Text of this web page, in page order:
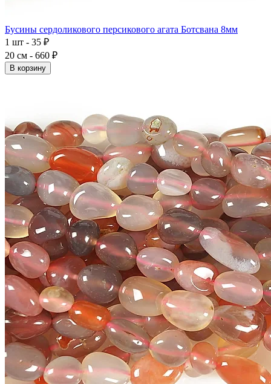
Бусины сердоликового персикового агата Ботсвана 8мм
1 шт - 35 ₽
20 см - 660 ₽
В корзину